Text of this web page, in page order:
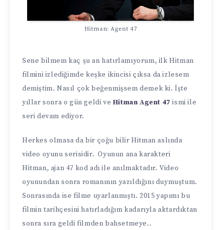
Hitman: Agent 47
Sene bilmem kaç şu an hatırlamıyorum, ilk Hitman
filmini izlediğimde keşke ikincisi çıksa da izlesem
demiştim. Nasıl çok beğenmişsem demek ki. İşte
yıllar sonra o gün geldi ve Hitman Agent 47 ismi ile
seri devam ediyor.
Herkes olmasa da bir çoğu bilir Hitman aslında
video oyunu serisidir. Oyunun ana karakteri
Hitman, ajan 47 kod adı ile anılmaktadır. Video
oyunundan sonra romanının yazıldığını duymuştum.
Sonrasında ise filme uyarlanmıştı. 2015 yapımı bu
filmin tarihçesini hatırladığım kadarıyla aktardıktan
sonra sıra geldi filmden bahsetmeye..